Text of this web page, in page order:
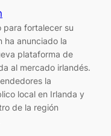
para fortalecer su
ha anunciado la
plataforma de
al mercado irlandés.
la
local en Irlanda y
de la región